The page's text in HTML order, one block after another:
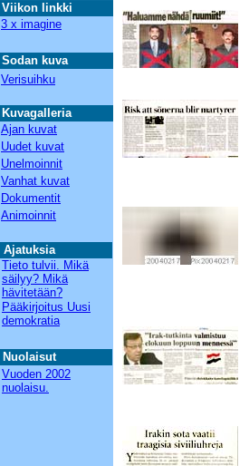
Viikon linkki
3 x imagine
Sodan kuva
Verisuihku
Kuvagalleria
Ajan kuvat
Uudet kuvat
Unelmoinnit
Vanhat kuvat
Dokumentit
Animoinnit
Ajatu ksia
Tieto tulvii. Mikä
säilyy? Mikä
hävitetään?
Pääkirjoitus Uusi
demokratia
Nuolaisut
Vuoden 2002
nuolaisu.